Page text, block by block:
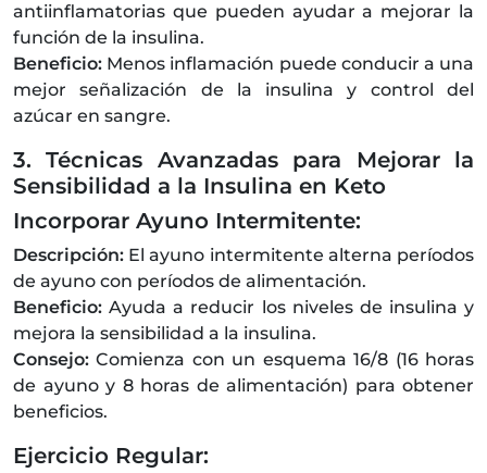
antiinflamatorias que pueden ayudar a mejorar la
función de la insulina.
Beneficio: Menos inflamación puede conducir a una
mejor señalización de la insulina y control del
azúcar en sangre.
3. Técnicas Avanzadas para Mejorar la
Sensibilidad a la Insulina en Keto
Incorporar Ayuno Intermitente:
Descripción: El ayuno intermitente alterna períodos
de ayuno con períodos de alimentación.
Beneficio:Ayuda a reducir los niveles de insulina y
mejora la sensibilidad a la insulina.
Consejo:Comienza con un esquema 16/8 (16 horas
de ayuno y 8 horas de alimentación) para obtener
beneficios.
Ejercicio Regular: